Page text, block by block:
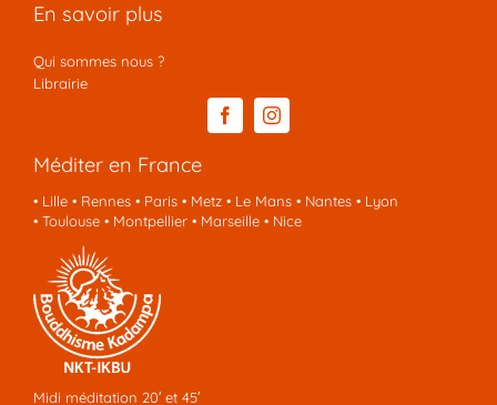
En savoir plus
Qui sommes nous ?
Librairie
Méditer en France
• Lille• Rennes• Paris• Metz• Le Mans• Nantes• Lyon
• Toulouse• Montpellier• Marseille• Nice
Midi méditation 20′ et 45′